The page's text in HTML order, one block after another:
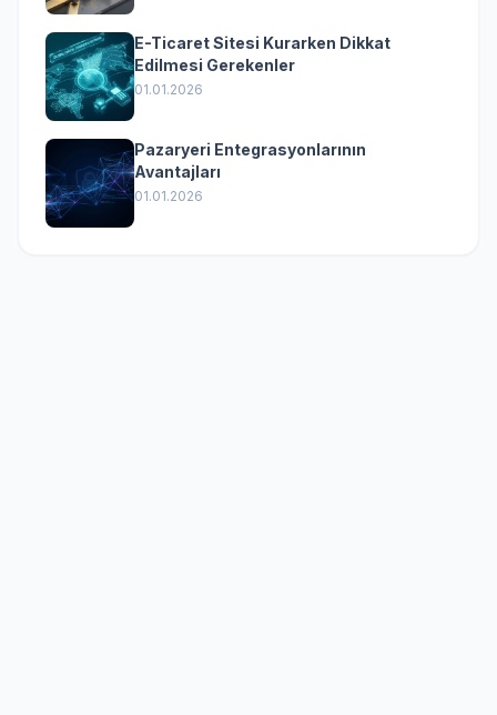
E-Ticaret Sitesi Kurarken Dikkat
Edilmesi Gerekenler
01.01.2026
Pazaryeri Entegrasyonlarının
Avantajları
01.01.2026